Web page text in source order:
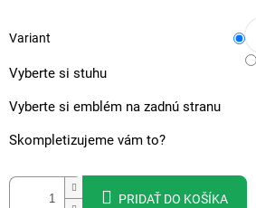
Variant
Vyberte si stuhu
Vyberte si emblém na zadnú stranu
Skompletizujeme vám to?
PRIDAŤ DO KOŠÍKA